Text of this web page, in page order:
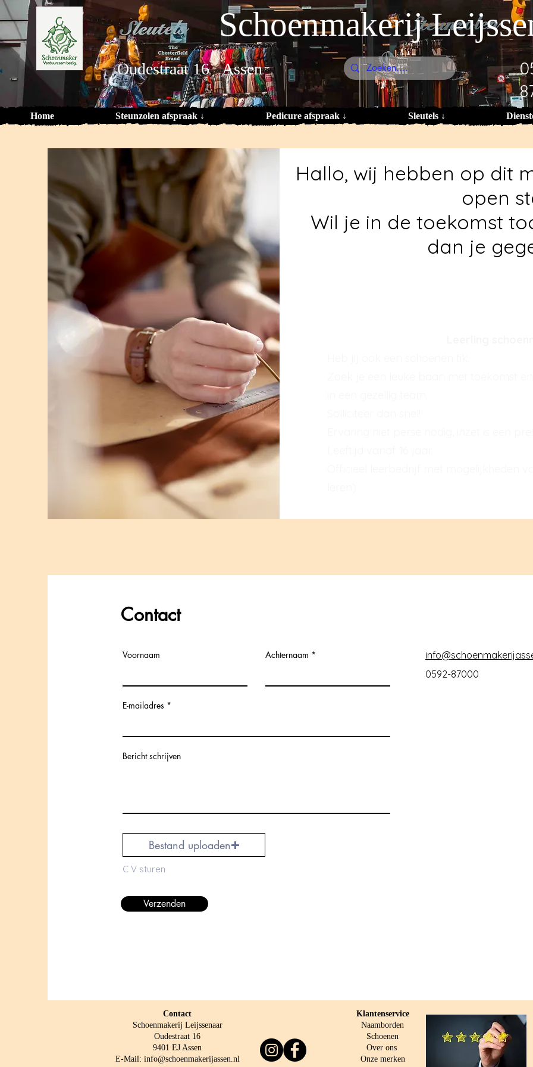
Schoenmakerij
Oudestraat 16 Assen
Home Steunzolen afspraak ↓ Pedicure afspraak ↓ Sleutels ↓
Hallo, wij hebben op dit
open
Wil je in de toekomst
dan je
Contact
Voornaam Achternaam
E-mailadres
Bericht schrijven
Bestand uploaden
C V sturen
Verzenden
0592-87000
Contact
Schoenmakerij Leijssenaar
Oudestraat 16
9401 EJ Assen
E-Mail: info@schoenmakerijassen.nl
Klantenservice
Naamborden
Schoenen
Over ons
Onze merken